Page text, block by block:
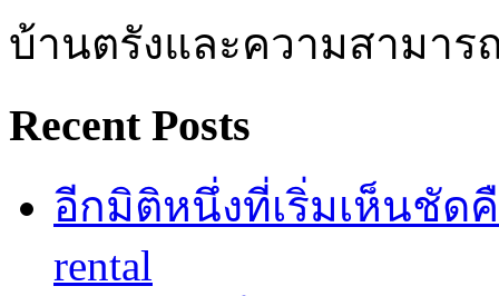
บ้านตรังและความสามา
Recent Posts
อีกมิติหนึ่งที่เริ่มเห็นชัดคื
rental